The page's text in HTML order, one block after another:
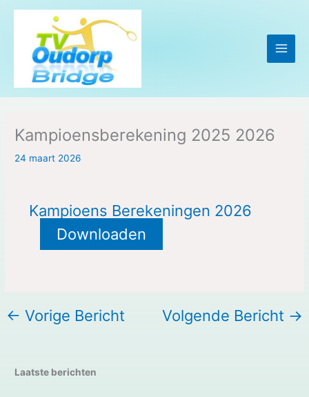
Ga
inhoud
Kampioensberekening 2025 2026
24 maart 2026
Kampioens Berekeningen 2026
Downloaden
← Vorige Bericht Volgende Bericht →
Laatste berichten